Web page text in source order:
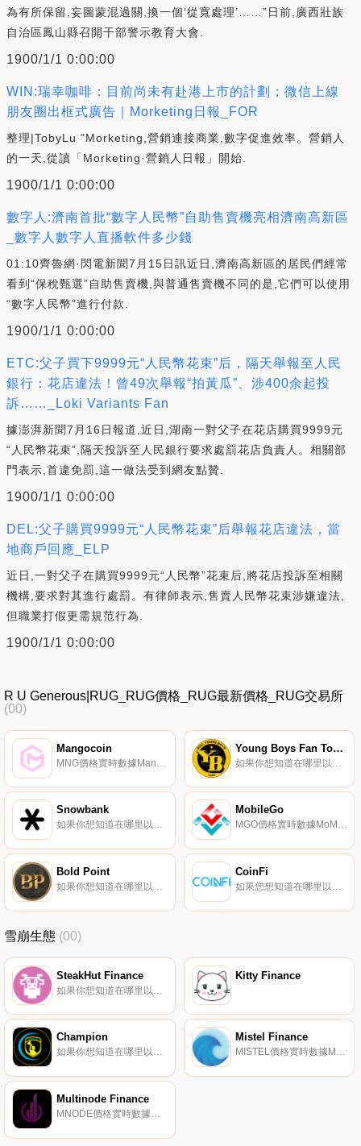
為有所保留,妄圖蒙混過關,換一個‘從寬處理’……”日前,廣西壯族
自治區鳳山縣召開干部警示教育大會.
1900/1/1 0:00:00
WIN:瑞幸咖啡：目前尚未有赴港上市的計劃；微信上線
朋友圈出框式廣告｜Morketing日報_FOR
整理|TobyLu "Morketing,營銷連接商業,數字促進效率。營銷人
的一天,從讀「Morketing·營銷人日報」開始.
1900/1/1 0:00:00
數字人:濟南首批“數字人民幣”自助售賣機亮相濟南高新區
_數字人數字人直播軟件多少錢
01:10齊魯網·閃電新聞7月15日訊近日,濟南高新區的居民們經常
看到“保稅甄選”自助售賣機,與普通售賣機不同的是,它們可以使用
“數字人民幣”進行付款.
1900/1/1 0:00:00
ETC:父子買下9999元“人民幣花束”后，隔天舉報至人民
銀行：花店違法！曾49次舉報“拍黃瓜”、涉400余起投
訴……_Loki Variants Fan
據澎湃新聞7月16日報道,近日,湖南一對父子在花店購買9999元
“人民幣花束”,隔天投訴至人民銀行要求處罰花店負責人。相關部
門表示,首違免罰,這一做法受到網友點贊.
1900/1/1 0:00:00
DEL:父子購買9999元“人民幣花束”后舉報花店違法，當
地商戶回應_ELP
近日,一對父子在購買9999元“人民幣”花束后,將花店投訴至相關
機構,要求對其進行處罰。有律師表示,售賣人民幣花束涉嫌違法,
但職業打假更需規范行為.
1900/1/1 0:00:00
R U Generous|RUG_RUG價格_RUG最新價格_RUG交易所
(00)
Mangocoin Young Boys Fan Token
Snowbank
如果你想知道在哪里以當前價格購買Snowbank,目前交易{Snowbank]股票的頂級加密貨幣交易所是Trader Joe（雪崩）。您可以在我們的加密貨幣交易所頁面上找到其他列表。SnowbankDAO是雪崩網絡上基于SB代幣的去中心化儲備貨幣協議.
MobileGo
MGO價格實時數據MoMGOleGo（MGO）,一種提供游戲內獎勵的加密貨幣。其最終目標是；使游戲對每個人都可用；。隨著其電子競技平臺的測試版發布,MGO代幣被用作比賽獎勵和錦標賽入場費。它還使持有者能夠獲得游戲內購買的折扣.
Bold Point
如果你想知道在哪里以當前價格購買Bold Point,目前交易{Bold Point]股票的頂級加密貨幣交易所是Trader Joe（雪崩）和Pangolin。您可以在我們的加密貨幣交易所頁面上找到其他列表.
CoinFi
如果您想知道在哪里以當前價格購買CoinFi,目前交易｛COFInname｝股票的頂級加密貨幣交易所是Gate.io。您可以在我們的加密貨幣交易所頁面上找到其他交易所。CoinFi（COFI）是一種加密貨幣,在以太坊平臺上運行.
雪崩生態 (00)
SteakHut Finance Kitty Finance
Champion
如果你想知道在哪里以當前價格購買Champion,目前交易{Champion]股票的頂級加密貨幣交易所是THENA。您可以在我們的加密貨幣交易所頁面上找到其他列表.
Mistel Finance
MISTEL價格實時數據Mistel是一種代幣,代表Mistel Finance產生的利潤份額。Mistel Finance開發并實施跨鏈產量農業和賭注策略,以最大限度地提高您的投資.
Multinode Finance
MNODE價格實時數據多節點金融是一種節點協議,每個節點每天支付回報,回報隨著MNode代幣價格的波動而變化。我們的MNode代幣目標價格為每個代幣2USDC,每日獎勵從1%到2%不等。如果價格上漲,收益率就會上升.